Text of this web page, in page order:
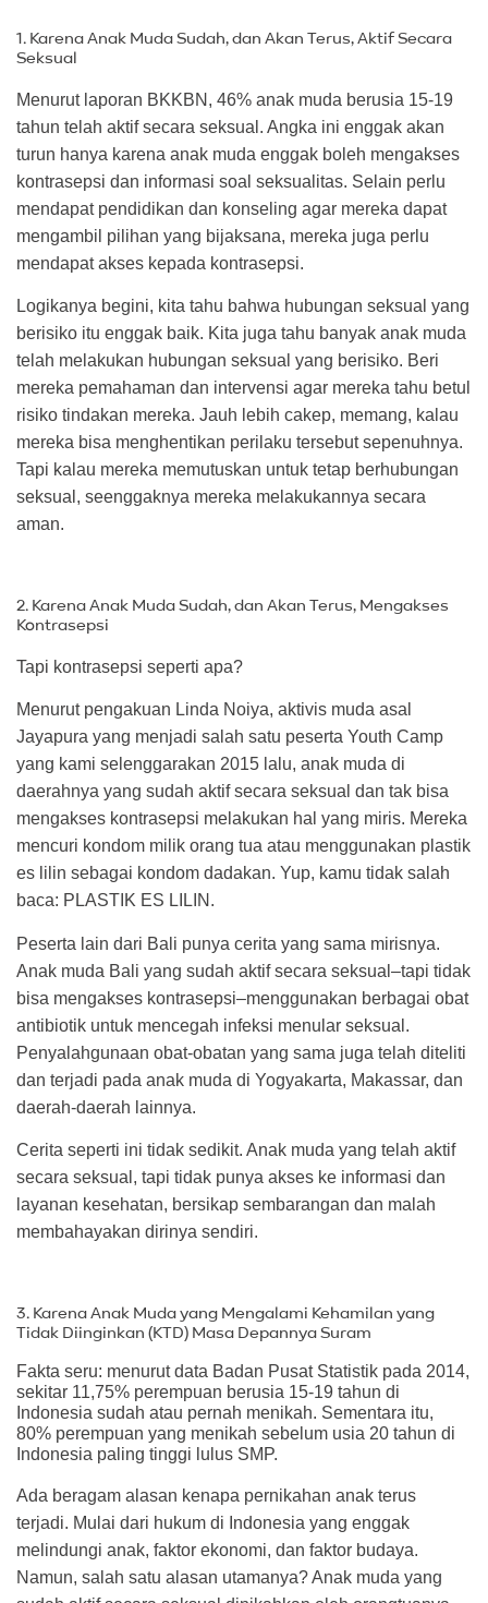
1. Karena Anak Muda Sudah, dan Akan Terus, Aktif Secara
Seksual
Menurut laporan BKKBN, 46% anak muda berusia 15-19
tahun telah aktif secara seksual. Angka ini enggak akan
turun hanya karena anak muda enggak boleh mengakses
kontrasepsi dan informasi soal seksualitas. Selain perlu
mendapat pendidikan dan konseling agar mereka dapat
mengambil pilihan yang bijaksana, mereka juga perlu
mendapat akses kepada kontrasepsi.
Logikanya begini, kita tahu bahwa hubungan seksual yang
berisiko itu enggak baik. Kita juga tahu banyak anak muda
telah melakukan hubungan seksual yang berisiko. Beri
mereka pemahaman dan intervensi agar mereka tahu betul
risiko tindakan mereka. Jauh lebih cakep, memang, kalau
mereka bisa menghentikan perilaku tersebut sepenuhnya.
Tapi kalau mereka memutuskan untuk tetap berhubungan
seksual, seenggaknya mereka melakukannya secara
aman.
2. Karena Anak Muda Sudah, dan Akan Terus, Mengakses
Kontrasepsi
Tapi kontrasepsi seperti apa?
Menurut pengakuan Linda Noiya, aktivis muda asal
Jayapura yang menjadi salah satu peserta Youth Camp
yang kami selenggarakan 2015 lalu, anak muda di
daerahnya yang sudah aktif secara seksual dan tak bisa
mengakses kontrasepsi melakukan hal yang miris. Mereka
mencuri kondom milik orang tua atau menggunakan plastik
es lilin sebagai kondom dadakan. Yup, kamu tidak salah
baca: PLASTIK ES LILIN.
Peserta lain dari Bali punya cerita yang sama mirisnya.
Anak muda Bali yang sudah aktif secara seksual–tapi tidak
bisa mengakses kontrasepsi–menggunakan berbagai obat
antibiotik untuk mencegah infeksi menular seksual.
Penyalahgunaan obat-obatan yang sama juga telah diteliti
dan terjadi pada anak muda di Yogyakarta, Makassar, dan
daerah-daerah lainnya.
Cerita seperti ini tidak sedikit. Anak muda yang telah aktif
secara seksual, tapi tidak punya akses ke informasi dan
layanan kesehatan, bersikap sembarangan dan malah
membahayakan dirinya sendiri.
3. Karena Anak Muda yang Mengalami Kehamilan yang
Tidak Diinginkan (KTD) Masa Depannya Suram
Fakta seru: menurut data Badan Pusat Statistik pada 2014,
sekitar 11,75% perempuan berusia 15-19 tahun di
Indonesia sudah atau pernah menikah. Sementara itu,
80% perempuan yang menikah sebelum usia 20 tahun di
Indonesia paling tinggi lulus SMP.
Ada beragam alasan kenapa pernikahan anak terus
terjadi. Mulai dari hukum di Indonesia yang enggak
melindungi anak, faktor ekonomi, dan faktor budaya.
Namun, salah satu alasan utamanya? Anak muda yang